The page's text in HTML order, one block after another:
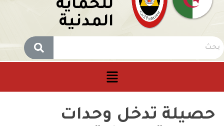
للحماية
المدنية
حصيلة تدخل وحدات